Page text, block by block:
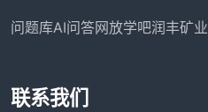
问题库AI问答网放学吧润丰矿业
联系我们